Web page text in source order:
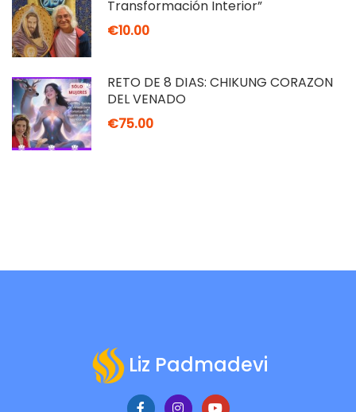
Transformación Interior”
€10.00
RETO DE 8 DÍAS: CHIKUNG CORAZÓN
DEL VENADO
€75.00
Liz Padmadevi